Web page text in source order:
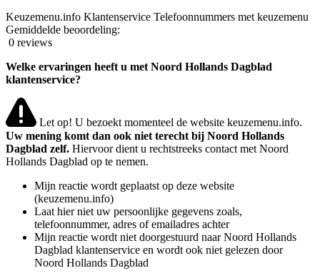
Keuzemenu.info Klantenservice Telefoonnummers met keuzemenu
Gemiddelde beoordeling:
0 reviews
Welke ervaringen heeft u met Noord Hollands Dagblad
klantenservice?
Let op! U bezoekt momenteel de website keuzemenu.info.
Uw mening komt dan ook niet terecht bij Noord Hollands
Dagblad zelf. Hiervoor dient u rechtstreeks contact met Noord
Hollands Dagblad op te nemen.
Mijn reactie wordt geplaatst op deze website
(keuzemenu.info)
Laat hier niet uw persoonlijke gegevens zoals,
telefoonnummer, adres of emailadres achter
Mijn reactie wordt niet doorgestuurd naar Noord Hollands
Dagblad klantenservice en wordt ook niet gelezen door
Noord Hollands Dagblad